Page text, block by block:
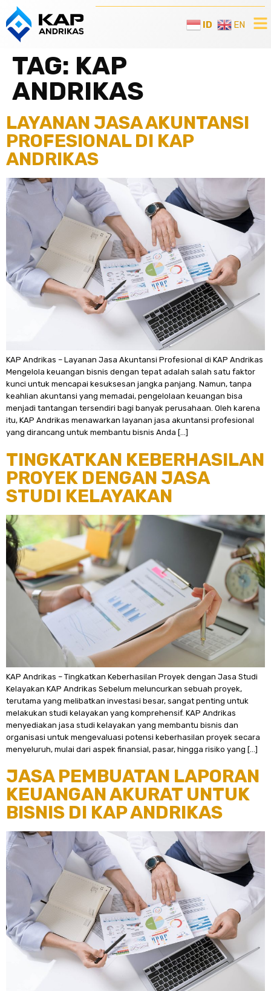
ID EN
TAG: KAP
ANDRIKAS
LAYANAN JASA AKUNTANSI
PROFESIONAL DI KAP
ANDRIKAS
KAP Andrikas – Layanan Jasa Akuntansi Profesional di KAP Andrikas
Mengelola keuangan bisnis dengan tepat adalah salah satu faktor
kunci untuk mencapai kesuksesan jangka panjang. Namun, tanpa
keahlian akuntansi yang memadai, pengelolaan keuangan bisa
menjadi tantangan tersendiri bagi banyak perusahaan. Oleh karena
itu, KAP Andrikas menawarkan layanan jasa akuntansi profesional
yang dirancang untuk membantu bisnis Anda […]
TINGKATKAN KEBERHASILAN
PROYEK DENGAN JASA
STUDI KELAYAKAN
KAP Andrikas – Tingkatkan Keberhasilan Proyek dengan Jasa Studi
Kelayakan KAP Andrikas Sebelum meluncurkan sebuah proyek,
terutama yang melibatkan investasi besar, sangat penting untuk
melakukan studi kelayakan yang komprehensif. KAP Andrikas
menyediakan jasa studi kelayakan yang membantu bisnis dan
organisasi untuk mengevaluasi potensi keberhasilan proyek secara
menyeluruh, mulai dari aspek finansial, pasar, hingga risiko yang […]
JASA PEMBUATAN LAPORAN
KEUANGAN AKURAT UNTUK
BISNIS DI KAP ANDRIKAS